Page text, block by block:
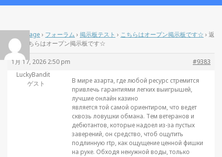
Home Page › フォーラム › 掲示板テスト › こちらはオープン掲示板です☆ › 返
信先: こちらはオープン掲示板です☆
1月 17, 2026 2:50 pm
#9383
LuckyBandit
ゲスト
В мире азарта, где любой ресурс стремится
привлечь гарантиями легких выигрышей,
лучшие онлайн казино
является той самой ориентиром, что ведет
сквозь ловушки обмана. Тем ветеранов и
дебютантов, которые надоел из-за пустых
заверений, он средство, чтоб ощутить
подлинную rtp, как ощущение ценной фишки
на руке. Обходя ненужной воды, только